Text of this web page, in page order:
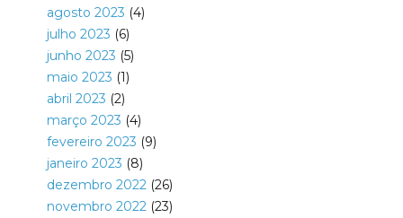
agosto 2023 (4)
julho 2023 (6)
junho 2023 (5)
maio 2023 (1)
abril 2023 (2)
março 2023 (4)
fevereiro 2023 (9)
janeiro 2023 (8)
dezembro 2022(26)
novembro 2022(23)